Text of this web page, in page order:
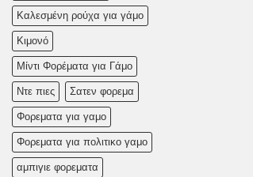
Καλεσμένη ρούχα για γάμο
Κιμονό
Μίντι Φορέματα για Γάμο
Ντε πιες Σατεν φορεμα
Φορεματα για γαμο
Φορεματα για πολιτικο γαμο
αμπιγιε φορεματα